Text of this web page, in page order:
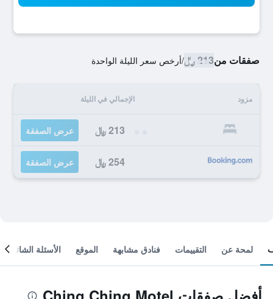
صفقات من213 ﷼ /أرخص سعر الليلة الواحدة
مزود الإجمالي في الليلة
213 ﷼ عرض الصفقة
254 ﷼ عرض الصفقة
لمحة عن التقييمات فنادق مشابهة الموقع الأسئلة الشائعة